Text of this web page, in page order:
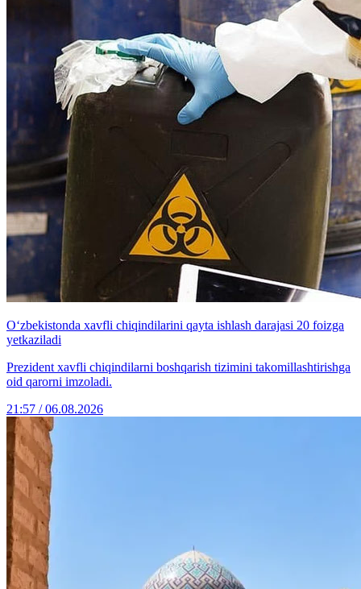
O‘zbekistonda xavfli chiqindilarini qayta ishlash darajasi 20 foizga
yetkaziladi
Prezident xavfli chiqindilarni boshqarish tizimini takomillashtirishga
oid qarorni imzoladi.
21:57 / 06.08.2026